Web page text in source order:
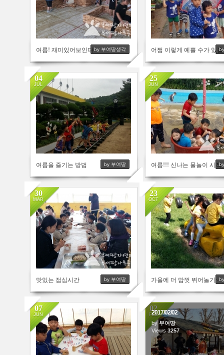
여름! 재미있어보인다~by 부여땅생각 어쩜 이렇게 예쁠 수가 있
여름을 즐기는 방법
04
JUL
by 부여땅
3653
여름!!! 신나는 물놀이 시작
25
JUN
4055
맛있는 점심시간
30
MAR
by 부여땅
3753
가을에 더 맘껏 뛰어놀기~~
23
OCT
3554
07
JUN
3466
02
FEB
2017/02/02
by부여땅
Views3257